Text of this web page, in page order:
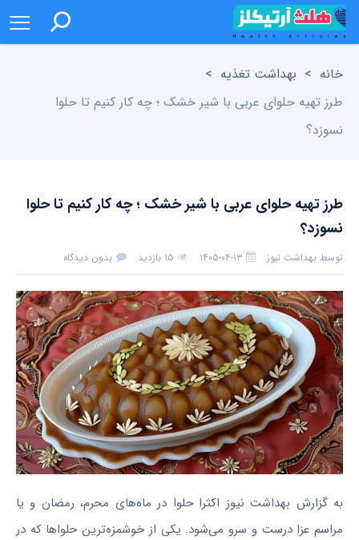
خانه > بهداشت تغذیه >
طرز تهیه حلوای عربی با شیر خشک ؛ چه کار کنیم تا حلوا
نسوزد؟
طرز تهیه حلوای عربی با شیر خشک ؛ چه کار کنیم تا حلوا
نسوزد؟
توسط بهداشت نیوز ۱۴۰۵-۰۴-۱۳ ۱۵ بازدید بدون دیدگاه
به گزارش بهداشت نیوز اکثرا حلوا در ماه‌های محرم، رمضان و یا
مراسم‌ عزا درست و سرو می‌شود. یکی از خوشمزه‌ترین حلواها که در